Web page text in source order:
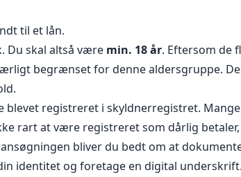
til et lån.
Du skal altså være min. 18 år. Eftersom de
begrænset for denne aldersgruppe.
registreret i skyldnerregistret.
rart at være registreret som dårlig
bliver du bedt om at
identitet og foretage en digital